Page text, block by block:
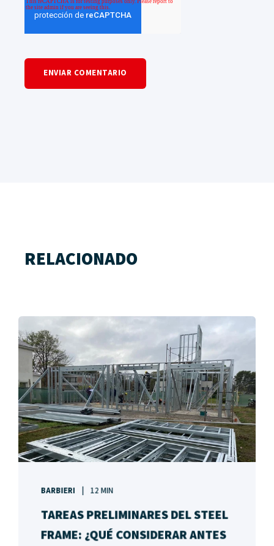
RELACIONADO
BARBIERI 12 MIN
TAREAS PRELIMINARES DEL STEEL
FRAME: ¿QUÉ CONSIDERAR ANTES